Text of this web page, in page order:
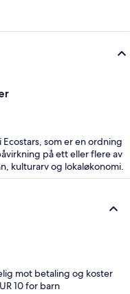
som er en ordning
på ett eller flere av
kulturarv og lokaløkonomi.
mot betaling og koster
10 for barn